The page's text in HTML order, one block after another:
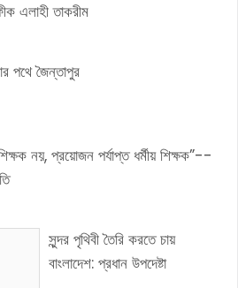
এলাহী তাকরীম
পথে জৈন্তাপুর
নয়, প্রয়োজন পর্যাপ্ত ধর্মীয় শিক্ষক”--
সুন্দর পৃথিবী তৈরি করতে চায়
বাংলাদেশ: প্রধান উপদেষ্টা